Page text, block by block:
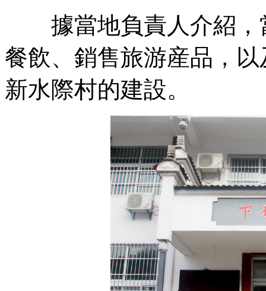
據當地負責人介紹，
餐飲、銷售旅游産品，
新水際村的建設。